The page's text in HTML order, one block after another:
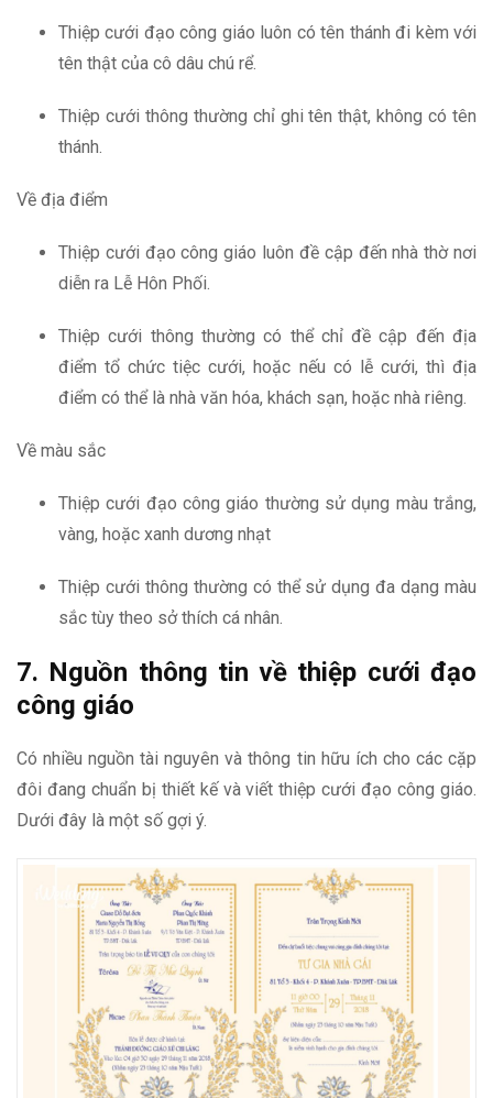
Thiệp cưới đạo công giáo luôn có tên thánh đi kèm với
tên thật của cô dâu chú rể.
Thiệp cưới thông thường chỉ ghi tên thật, không có tên
thánh.
Về địa điểm
Thiệp cưới đạo công giáo luôn đề cập đến nhà thờ nơi
diễn ra Lễ Hôn Phối.
Thiệp cưới thông thường có thể chỉ đề cập đến địa
điểm tổ chức tiệc cưới, hoặc nếu có lễ cưới, thì địa
điểm có thể là nhà văn hóa, khách sạn, hoặc nhà riêng.
Về màu sắc
Thiệp cưới đạo công giáo thường sử dụng màu trắng,
vàng, hoặc xanh dương nhạt
Thiệp cưới thông thường có thể sử dụng đa dạng màu
sắc tùy theo sở thích cá nhân.
7. Nguồn thông tin về thiệp cưới đạo
công giáo
Có nhiều nguồn tài nguyên và thông tin hữu ích cho các cặp
đôi đang chuẩn bị thiết kế và viết thiệp cưới đạo công giáo.
Dưới đây là một số gợi ý.